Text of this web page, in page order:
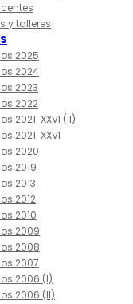
y talleres
2025
2024
2023
2022
2021. XXVI (II)
2021. XXVI
2020
2019
2013
2012
2010
2009
2008
2007
2006 (I)
2006 (II)